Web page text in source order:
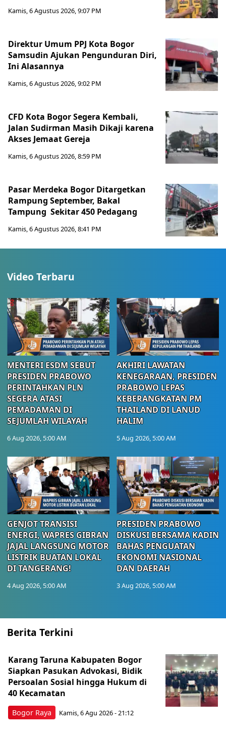
Kamis, 6 Agustus 2026, 9:07 PM
Direktur Umum PPJ Kota Bogor
Samsudin Ajukan Pengunduran Diri,
Ini Alasannya
Kamis, 6 Agustus 2026, 9:02 PM
CFD Kota Bogor Segera Kembali,
Jalan Sudirman Masih Dikaji karena
Akses Jemaat Gereja
Kamis, 6 Agustus 2026, 8:59 PM
Pasar Merdeka Bogor Ditargetkan
Rampung September, Bakal
Tampung Sekitar 450 Pedagang
Kamis, 6 Agustus 2026, 8:41 PM
Video Terbaru
MENTERI ESDM SEBUT
PRESIDEN PRABOWO
PERINTAHKAN PLN
SEGERA ATASI
PEMADAMAN DI
SEJUMLAH WILAYAH
6 Aug 2026, 5:00 AM
AKHIRI LAWATAN
KENEGARAAN, PRESIDEN
PRABOWO LEPAS
KEBERANGKATAN PM
THAILAND DI LANUD
HALIM
5 Aug 2026, 5:00 AM
GENJOT TRANSISI
ENERGI, WAPRES GIBRAN
JAJAL LANGSUNG MOTOR
LISTRIK BUATAN LOKAL
DI TANGERANG!
4 Aug 2026, 5:00 AM
PRESIDEN PRABOWO
DISKUSI BERSAMA KADIN
BAHAS PENGUATAN
EKONOMI NASIONAL
DAN DAERAH
3 Aug 2026, 5:00 AM
Berita Terkini
Bogor Raya
Karang Taruna Kabupaten Bogor
Siapkan Pasukan Advokasi, Bidik
Persoalan Sosial hingga Hukum di
40 Kecamatan
Kamis, 6 Agu 2026 - 21:12